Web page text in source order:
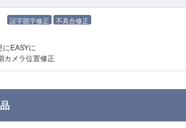
誤字脱字修正 不具合修正
にEASYに
カメラ位置修正